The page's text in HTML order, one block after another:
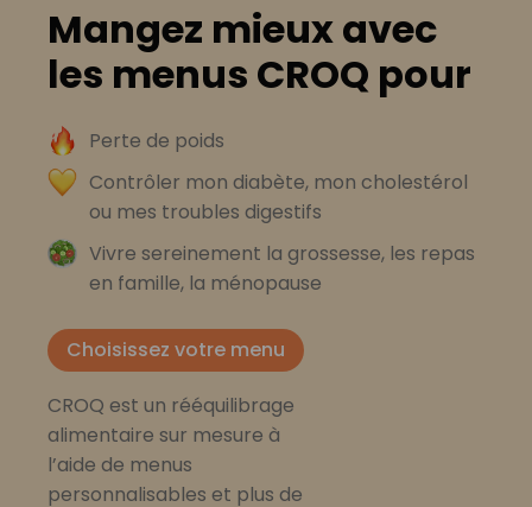
Mangez mieux avec
les menus CROQ pour
Perte de poids
Contrôler mon diabète, mon cholestérol
ou mes troubles digestifs
Vivre sereinement la grossesse, les repas
en famille, la ménopause
Choisissez votre menu
CROQ est un rééquilibrage
alimentaire sur mesure à
l’aide de menus
personnalisables et plus de